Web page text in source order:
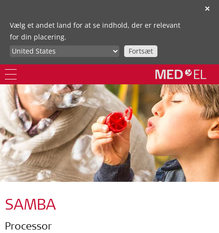
✕
Vælg et andet land for at se indhold, der er relevant
for din placering.
Fortsæt
SAMBA
Processor